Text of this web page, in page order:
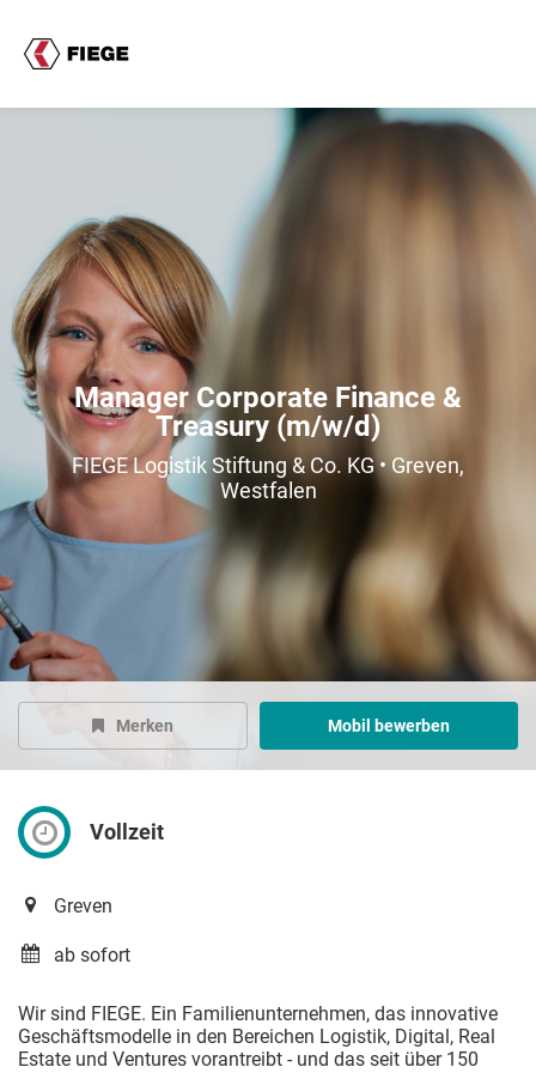
Manager Corporate Finance &
Treasury (m/w/d)
FIEGE Logistik Stiftung & Co. KG • Greven,
Westfalen
Merken Mobil bewerben
Vollzeit
Greven
ab sofort
Wir sind FIEGE. Ein Familienunternehmen, das innovative
Geschäftsmodelle in den Bereichen Logistik, Digital, Real
Estate und Ventures vorantreibt - und das seit über 150